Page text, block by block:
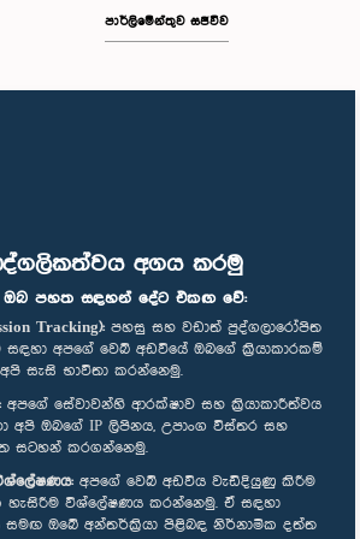
අගය කරමු
ඔබ පහත සඳහන් දේට එකඟ වේ:
Tracking): පහසු සහ වඩාත් පුද්ගලාරෝපිත
අපගේ වෙබ් අඩවියේ ඔබගේ ක්‍රියාකාරකම්
සැසි භාවිතා කරන්නෙමු.
අපගේ සේවාවන්හි ආරක්ෂාව සහ ක්‍රියාකාරීත්වය
අපි ඔබගේ IP ලිපිනය, උපාංග විස්තර සහ
සටහන් කරගන්නෙමු.
අපගේ වෙබ් අඩවිය වැඩිදියුණු කිරීම
හැසිරීම විශ්ලේෂණය කරන්නෙමු. ඒ සඳහා
සමඟ ඔබේ අන්තර්ක්‍රියා පිළිබඳ නිර්නාමික දත්ත
පාර්ලිමේන්තුව සජීවීව
: